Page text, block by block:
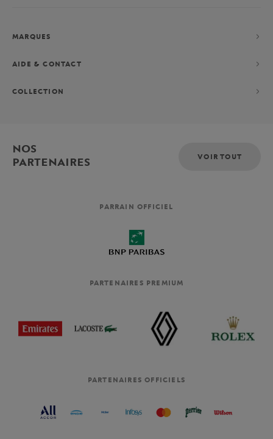
MARQUES
AIDE & CONTACT
COLLECTION
NOS
PARTENAIRES
VOIR TOUT
PARRAIN OFFICIEL
PARTENAIRES PREMIUM
PARTENAIRES OFFICIELS